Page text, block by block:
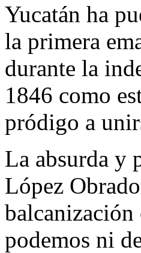
Yucatán ha
la primera
durante la
1846 como
pródigo a
La absurda y
López
podemos ni